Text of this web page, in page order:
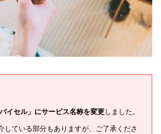
イセル」にサービス名称を変更しました。
している部分もありますが、ご了承くださ